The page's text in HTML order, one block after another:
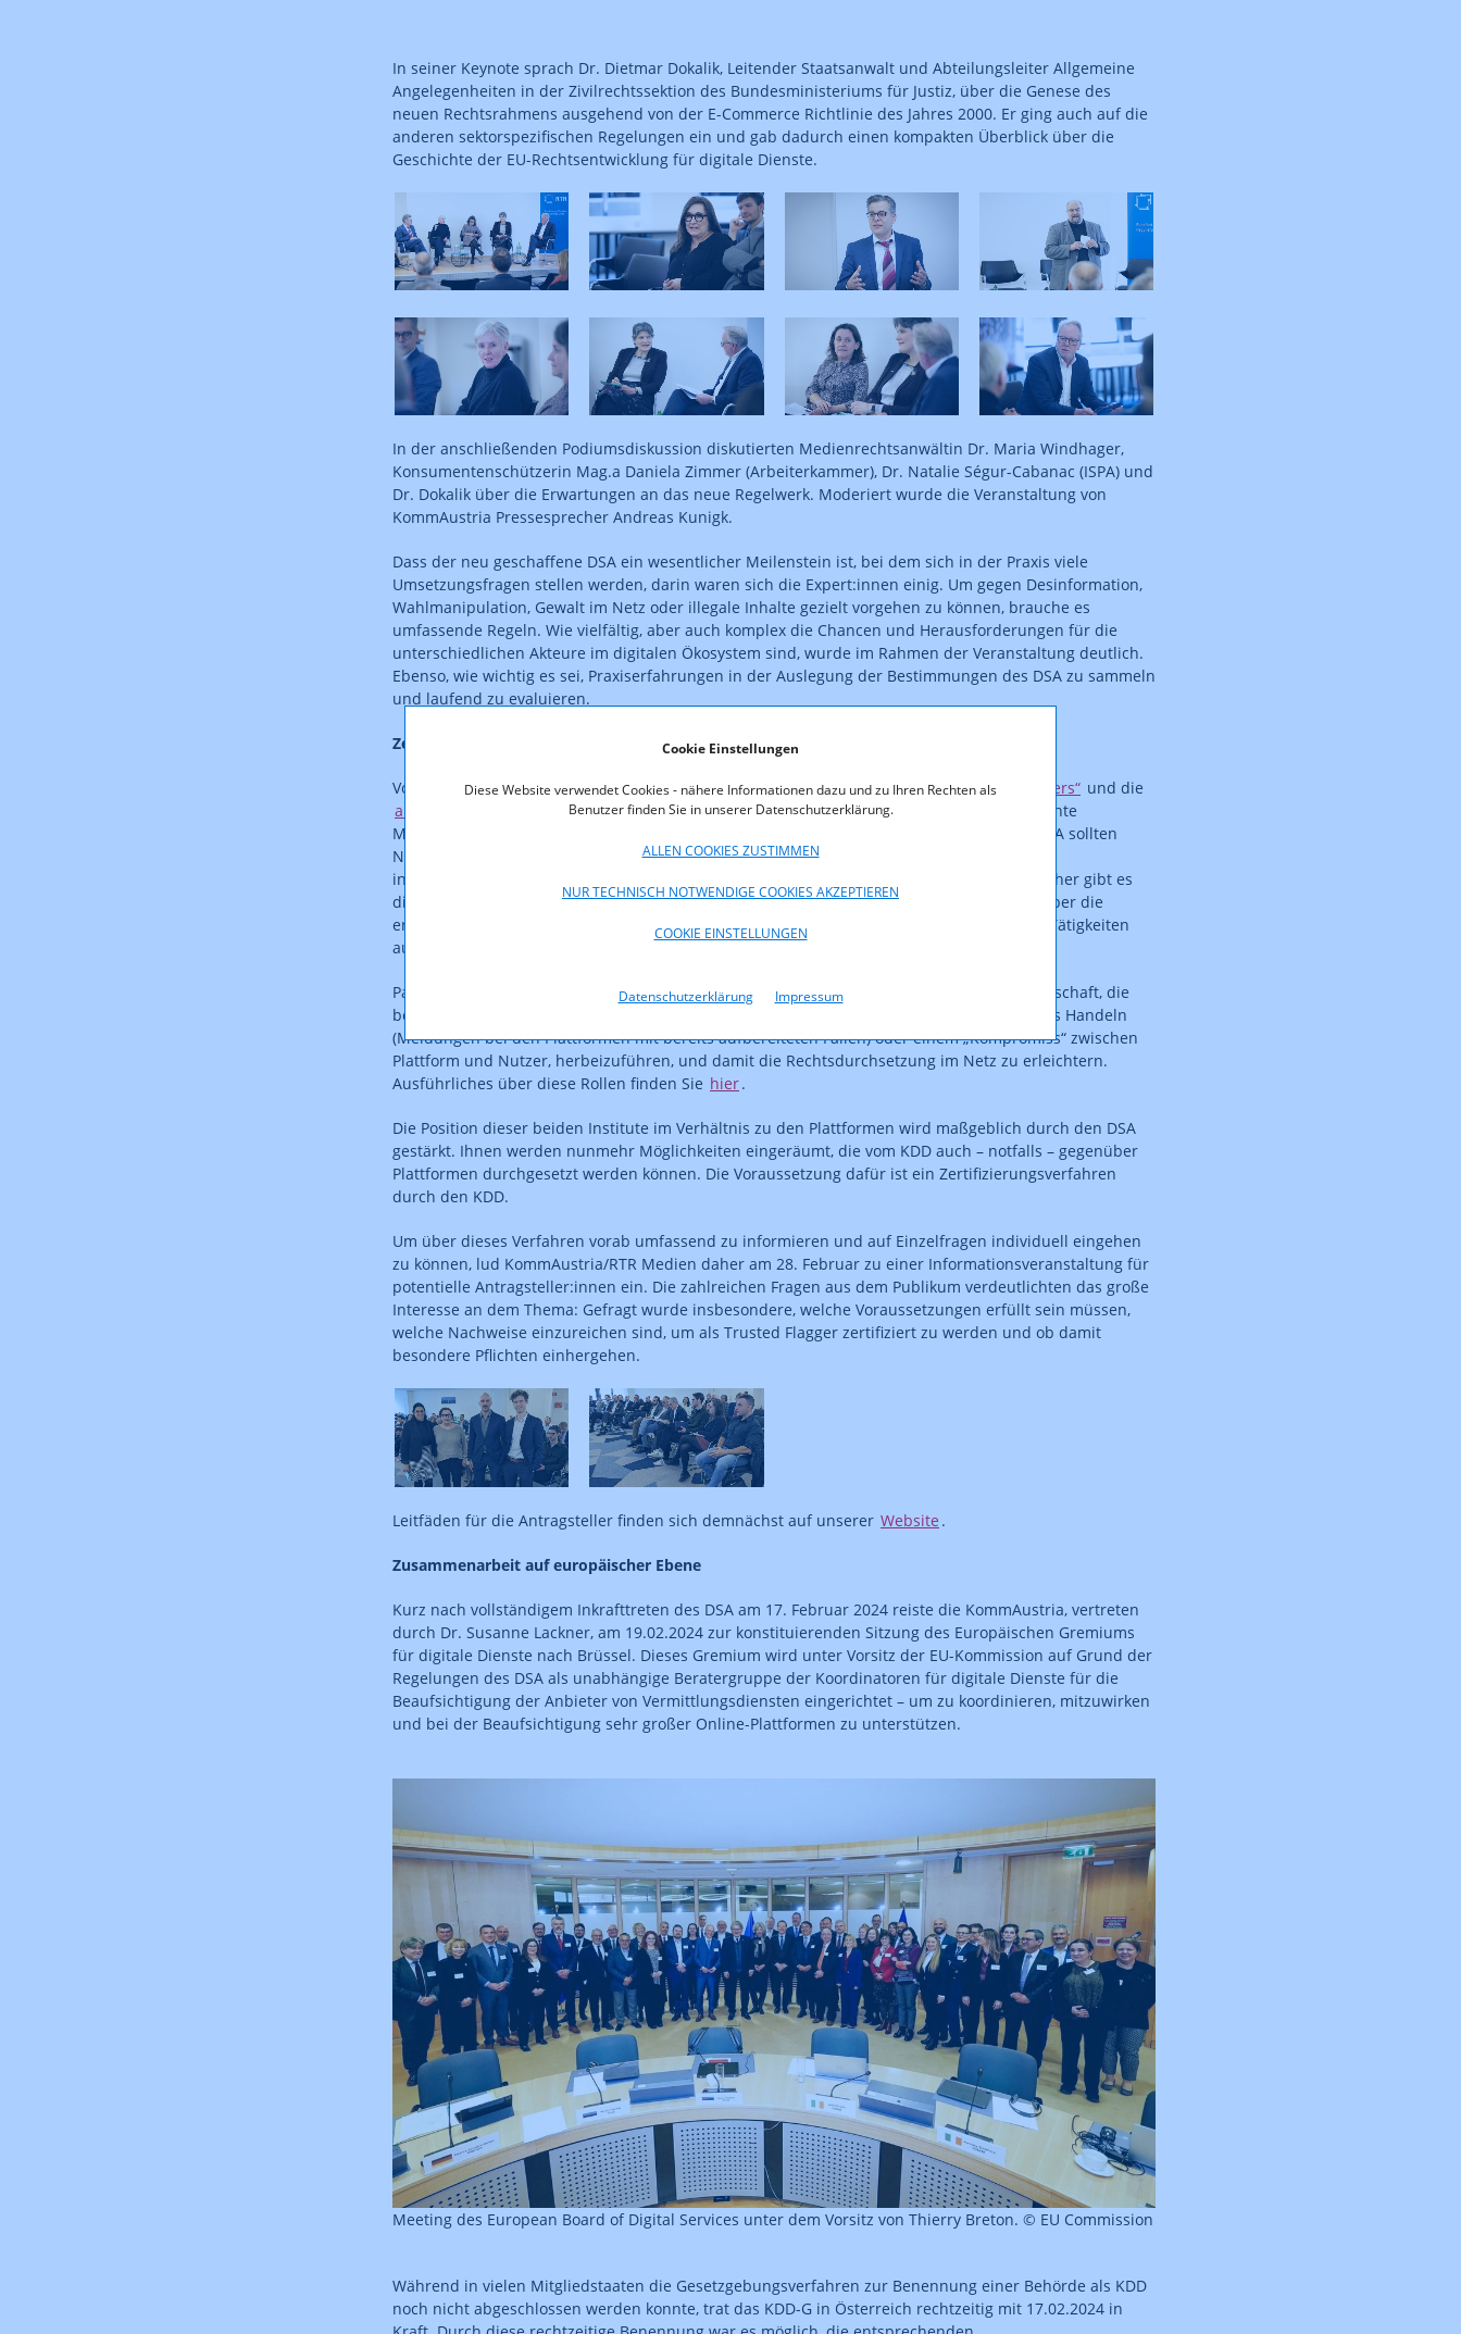
Cookie Einstellungen
Diese Website verwendet Cookies - nähere Informationen dazu und zu Ihren Rechten als
Benutzer finden Sie in unserer Datenschutzerklärung.
ALLEN COOKIES ZUSTIMMEN
NUR TECHNISCH NOTWENDIGE COOKIES AKZEPTIEREN
COOKIE EINSTELLUNGEN
Datenschutzerklärung Impressum
In seiner Keynote sprach Dr. Dietmar Dokalik, Leitender Staatsanwalt und Abteilungsleiter Allgemeine
Angelegenheiten in der Zivilrechtssektion des Bundesministeriums für Justiz, über die Genese des
neuen Rechtsrahmens ausgehend von der E-Commerce Richtlinie des Jahres 2000. Er ging auch auf die
anderen sektorspezifischen Regelungen ein und gab dadurch einen kompakten Überblick über die
Geschichte der EU-Rechtsentwicklung für digitale Dienste.
In der anschließenden Podiumsdiskussion diskutierten Medienrechtsanwältin Dr. Maria Windhager,
Konsumentenschützerin Mag.a Daniela Zimmer (Arbeiterkammer), Dr. Natalie Ségur-Cabanac (ISPA) und
Dr. Dokalik über die Erwartungen an das neue Regelwerk. Moderiert wurde die Veranstaltung von
KommAustria Pressesprecher Andreas Kunigk.
Dass der neu geschaffene DSA ein wesentlicher Meilenstein ist, bei dem sich in der Praxis viele
Umsetzungsfragen stellen werden, darin waren sich die Expert:innen einig. Um gegen Desinformation,
Wahlmanipulation, Gewalt im Netz oder illegale Inhalte gezielt vorgehen zu können, brauche es
umfassende Regeln. Wie vielfältig, aber auch komplex die Chancen und Herausforderungen für die
unterschiedlichen Akteure im digitalen Ökosystem sind, wurde im Rahmen der Veranstaltung deutlich.
Ebenso, wie wichtig es sei, Praxiserfahrungen in der Auslegung der Bestimmungen des DSA zu sammeln
und laufend zu evaluieren.
Zertifzierungsverfahren für "Trusted Flaggers" und "außergerichtliche Streitbeilegung"
Von entscheidender Bedeutung für das Gelingen des DSA sind sogenannte„Trusted Flaggers“ und die
außergerichtliche Streitbeilegung. Trusted Flaggers sind Einrichtungen, die prioritär gereihte
Meldungen an Plattformen durchführen. (DSA nennt hier als Beispiel „Inhope“). Gemäß DSA sollten
Nutzer in der Lage sein, bestimmte Entscheidungen der Anbieter von Online-Plattformen (
insbesondere zur Rechtswidrigkeit von Inhalten) einfach und wirksam zu beanstanden. Daher gibt es
die Möglichkeit, Streitigkeiten außergerichtlich durch zertifizierte Stellen beizulegen, die über die
erforderliche Unabhängigkeit sowie die nötigen Mittel und Fachkenntnisse verfügen, ihre Tätigkeiten
auf faire, rasche und kosteneffiziente Weise durchzuführen.
Pauschal gesprochen handelt es sich dabei um Einrichtungen insbesondere der Zivilgesellschaft, die
besondere Sachkenntnisse aufweisen und deshalb besonders geeignet sind, durch zügiges Handeln
(Meldungen bei den Plattformen mit bereits aufbereiteten Fällen) oder einem „Kompromiss“ zwischen
Plattform und Nutzer, herbeizuführen, und damit die Rechtsdurchsetzung im Netz zu erleichtern.
Ausführliches über diese Rollen finden Sie hier.
Die Position dieser beiden Institute im Verhältnis zu den Plattformen wird maßgeblich durch den DSA
gestärkt. Ihnen werden nunmehr Möglichkeiten eingeräumt, die vom KDD auch – notfalls – gegenüber
Plattformen durchgesetzt werden können. Die Voraussetzung dafür ist ein Zertifizierungsverfahren
durch den KDD.
Um über dieses Verfahren vorab umfassend zu informieren und auf Einzelfragen individuell eingehen
zu können, lud KommAustria/RTR Medien daher am 28. Februar zu einer Informationsveranstaltung für
potentielle Antragsteller:innen ein. Die zahlreichen Fragen aus dem Publikum verdeutlichten das große
Interesse an dem Thema: Gefragt wurde insbesondere, welche Voraussetzungen erfüllt sein müssen,
welche Nachweise einzureichen sind, um als Trusted Flagger zertifiziert zu werden und ob damit
besondere Pflichten einhergehen.
Leitfäden für die Antragsteller finden sich demnächst auf unserer Website .
Zusammenarbeit auf europäischer Ebene
Kurz nach vollständigem Inkrafttreten des DSA am 17. Februar 2024 reiste die KommAustria, vertreten
durch Dr. Susanne Lackner, am 19.02.2024 zur konstituierenden Sitzung des Europäischen Gremiums
für digitale Dienste nach Brüssel. Dieses Gremium wird unter Vorsitz der EU-Kommission auf Grund der
Regelungen des DSA als unabhängige Beratergruppe der Koordinatoren für digitale Dienste für die
Beaufsichtigung der Anbieter von Vermittlungsdiensten eingerichtet – um zu koordinieren, mitzuwirken
und bei der Beaufsichtigung sehr großer Online-Plattformen zu unterstützen.
Meeting des European Board of Digital Services unter dem Vorsitz von Thierry Breton. © EU Commission
Während in vielen Mitgliedstaaten die Gesetzgebungsverfahren zur Benennung einer Behörde als KDD
noch nicht abgeschlossen werden konnte, trat das KDD-G in Österreich rechtzeitig mit 17.02.2024 in